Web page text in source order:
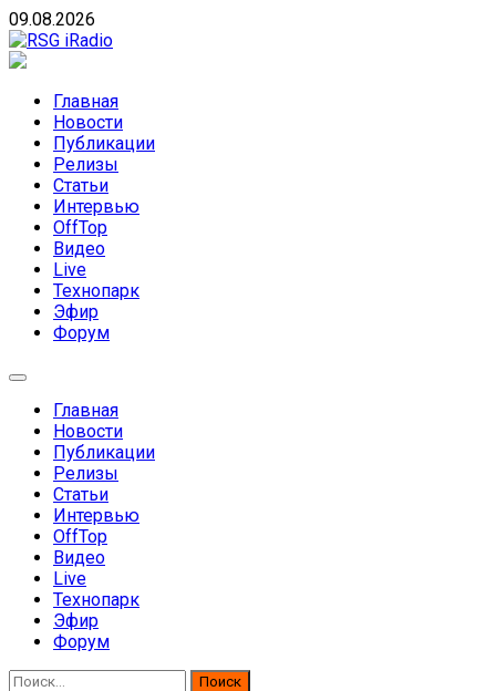
Skip
to
content
09.08.2026
направлений без возрастных ограничений
Главная
Новости
Публикации
Релизы
Статьи
Интервью
OffTop
Видео
Live
Технопарк
Эфир
Форум
Главная
Новости
Публикации
Релизы
Статьи
Интервью
OffTop
Видео
Live
Технопарк
Эфир
Форум
Найти: